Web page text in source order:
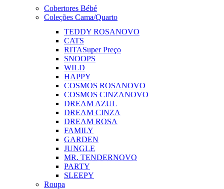
Cobertores Bébé
Coleções Cama/Quarto
TEDDY ROSANOVO
CATS
RITASuper Preço
SNOOPS
WILD
HAPPY
COSMOS ROSANOVO
COSMOS CINZANOVO
DREAM AZUL
DREAM CINZA
DREAM ROSA
FAMILY
GARDEN
JUNGLE
MR. TENDERNOVO
PARTY
SLEEPY
Roupa